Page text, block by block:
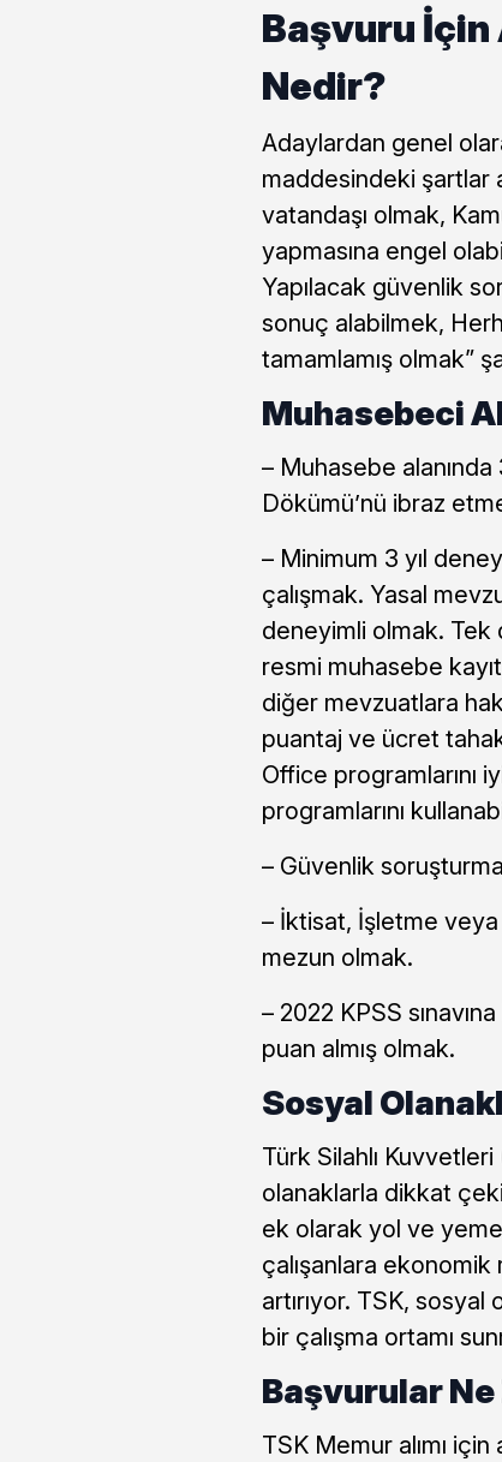
Başvuru
Nedir?
Adaylardan genel
maddesindeki şartlar
vatandaşı olmak,
yapmasına engel
Yapılacak güvenlik
sonuç alabilmek,
tamamlamış olmak”
Muhasebeci
– Muhasebe alanında
Dökümü’nü ibraz
– Minimum 3 yıl
çalışmak. Yasal
deneyimli olmak. Tek
resmi muhasebe
diğer mevzuatlara
puantaj ve ücret
Office programlarını
programlarını
– Güvenlik
– İktisat, İşletme
mezun olmak.
– 2022 KPSS
puan almış olmak.
Sosyal
Türk Silahlı
olanaklarla dikkat
ek olarak yol ve
çalışanlara
artırıyor. TSK,
bir çalışma ortamı
Başvurular Ne
TSK Memur alımı